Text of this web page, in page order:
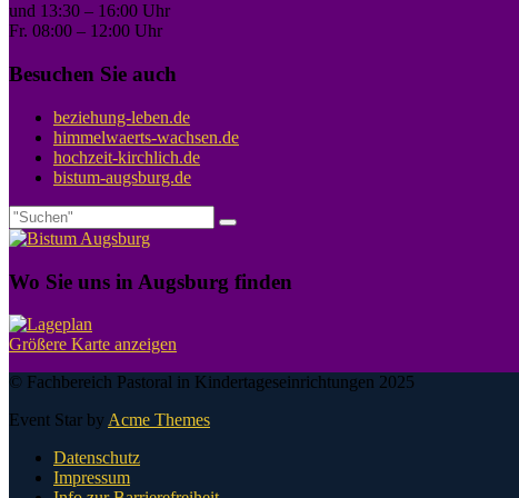
und 13:30 – 16:00 Uhr
Fr. 08:00 – 12:00 Uhr
Besuchen Sie auch
beziehung-leben.de
himmelwaerts-wachsen.de
hochzeit-kirchlich.de
bistum-augsburg.de
Wo Sie uns in Augsburg finden
Größere Karte anzeigen
© Fachbereich Pastoral in Kindertageseinrichtungen 2025
Event Star by Acme Themes
Datenschutz
Impressum